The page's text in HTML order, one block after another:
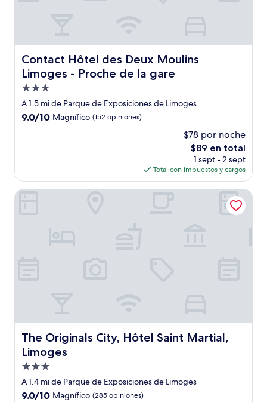
Contact Hôtel des Deux Moulins
Limoges - Proche de la gare
Contact Hôtel des Deux Moulins Limoges - Proche de la
Propiedad
de
3.0
A 1.5 mi de Parque de Exposiciones de Limoges
9.0
9.0/10 Magnífico (152 opiniones)
$78 por noche
El
precio
actual
es
de
$89 en total
1 sept - 2 sept
Total con impuestos y cargos
The Originals City, Hôtel Saint Martial,
Limoges
The Originals City, Hôtel Saint Martial, Limoges
Propiedad
de
3.0
A 1.4 mi de Parque de Exposiciones de Limoges
9.0
9.0/10 Magnífico (285 opiniones)
The Originals City, Hôtel Saint Martial, Limoges